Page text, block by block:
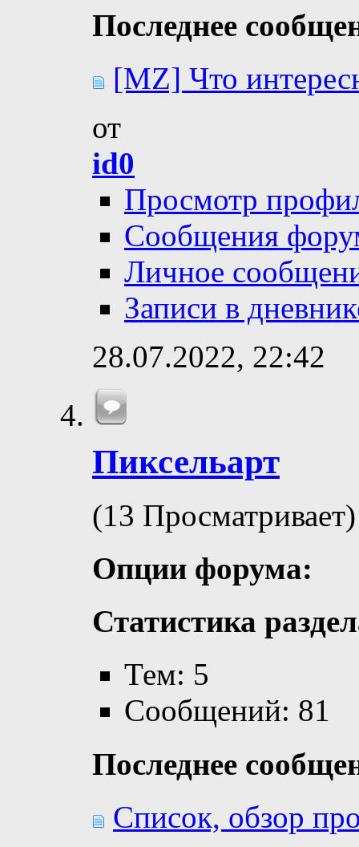
Последнее
[MZ] Что
от
id0
Просмотр
Сообщения
Личное
Записи в
28.07.2022, 22:42
Пиксельарт
(13 Просматривает)
Опции форума:
Статистика
Тем: 5
Сообщений: 81
Последнее
Список, обзор